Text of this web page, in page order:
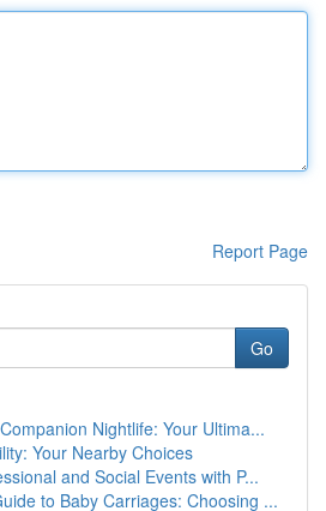
Report Page
Go
Nightlife: Your Ultima...
Your Nearby Choices
and Social Events with P...
to Baby Carriages: Choosing ...